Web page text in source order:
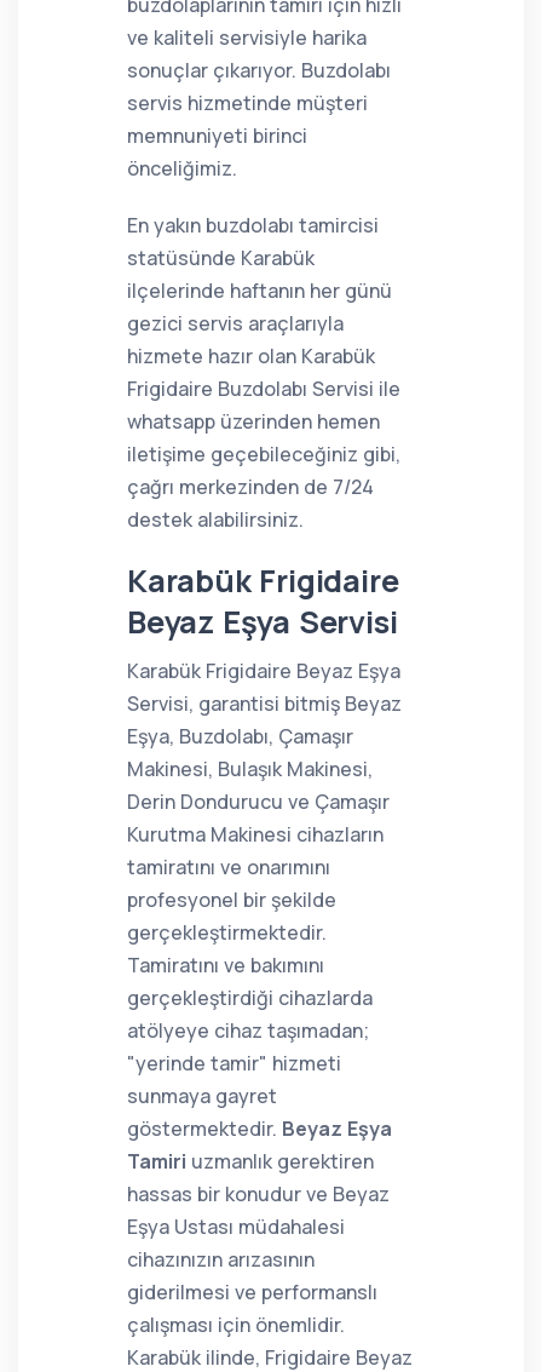
ve kaliteli servisiyle harika
sonuçlar çıkarıyor. Buzdolabı
servis hizmetinde müşteri
memnuniyeti birinci
önceliğimiz.
En yakın buzdolabı tamircisi
statüsünde Karabük
ilçelerinde haftanın her günü
gezici servis araçlarıyla
hizmete hazır olan Karabük
Frigidaire Buzdolabı Servisi ile
whatsapp üzerinden hemen
iletişime geçebileceğiniz gibi,
çağrı merkezinden de 7/24
destek alabilirsiniz.
Karabük Frigidaire
Beyaz Eşya Servisi
Karabük Frigidaire Beyaz Eşya
Servisi, garantisi bitmiş Beyaz
Eşya, Buzdolabı, Çamaşır
Makinesi, Bulaşık Makinesi,
Derin Dondurucu ve Çamaşır
Kurutma Makinesi cihazların
tamiratını ve onarımını
profesyonel bir şekilde
gerçekleştirmektedir.
Tamiratını ve bakımını
gerçekleştirdiği cihazlarda
atölyeye cihaz taşımadan;
"yerinde tamir" hizmeti
sunmaya gayret
göstermektedir. Beyaz Eşya
Tamiri uzmanlık gerektiren
hassas bir konudur ve Beyaz
Eşya Ustası müdahalesi
cihazınızın arızasının
giderilmesi ve performanslı
çalışması için önemlidir.
Karabük ilinde, Frigidaire Beyaz